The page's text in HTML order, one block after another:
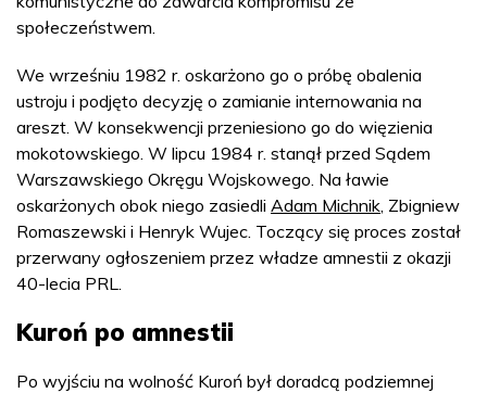
społeczeństwem.
We wrześniu 1982 r. oskarżono go o próbę obalenia
ustroju i podjęto decyzję o zamianie internowania na
areszt. W konsekwencji przeniesiono go do więzienia
mokotowskiego. W lipcu 1984 r. stanął przed Sądem
Warszawskiego Okręgu Wojskowego. Na ławie
oskarżonych obok niego zasiedli Adam Michnik , Zbigniew
Romaszewski i Henryk Wujec. Toczący się proces został
przerwany ogłoszeniem przez władze amnestii z okazji
40-lecia PRL.
Kuroń po amnestii
Po wyjściu na wolność Kuroń był doradcą podziemnej